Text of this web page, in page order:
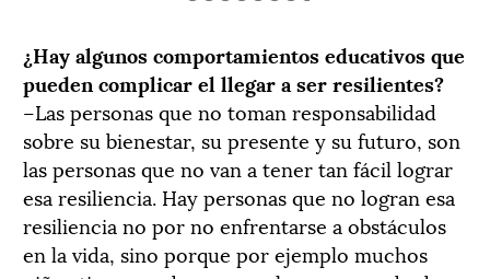
¿Hay algunos comportamientos educativos que
pueden complicar el llegar a ser resilientes?
–Las personas que no toman responsabilidad
sobre su bienestar, su presente y su futuro, son
las personas que no van a tener tan fácil lograr
esa resiliencia. Hay personas que no logran esa
resiliencia no por no enfrentarse a obstáculos
en la vida, sino porque por ejemplo muchos